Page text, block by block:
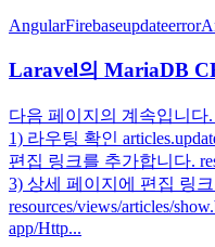
AngularFirebaseupdateerror
Laravel의 MariaDB
다음 페이지의 계속입니
1) 라우팅 확인
편집 링크를 추가합니다.
3) 상세 페이지에 편집 링
resources/views/articles/
app/Http...